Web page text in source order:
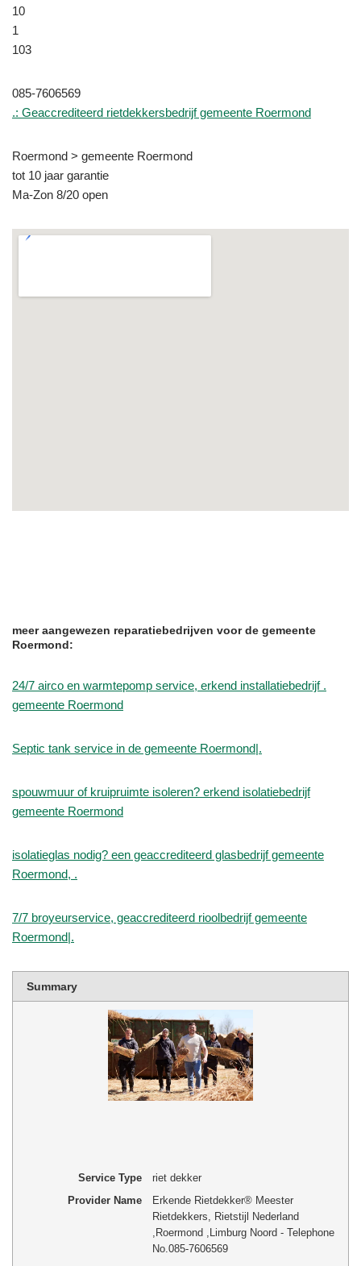
10
1
103
085-7606569
.: Geaccrediteerd rietdekkersbedrijf gemeente Roermond
Roermond > gemeente Roermond
tot 10 jaar garantie
Ma-Zon 8/20 open
meer aangewezen reparatiebedrijven voor de gemeente
Roermond:
24/7 airco en warmtepomp service, erkend installatiebedrijf .
gemeente Roermond
Septic tank service in de gemeente Roermond|.
spouwmuur of kruipruimte isoleren? erkend isolatiebedrijf
gemeente Roermond
isolatieglas nodig? een geaccrediteerd glasbedrijf gemeente
Roermond, .
7/7 broyeurservice, geaccrediteerd rioolbedrijf gemeente
Roermond|.
Summary
Service Type
riet dekker
Provider Name
Erkende Rietdekker® Meester
Rietdekkers, Rietstijl Nederland
Roermond Limburg Noord -Telephone
No.085-7606569